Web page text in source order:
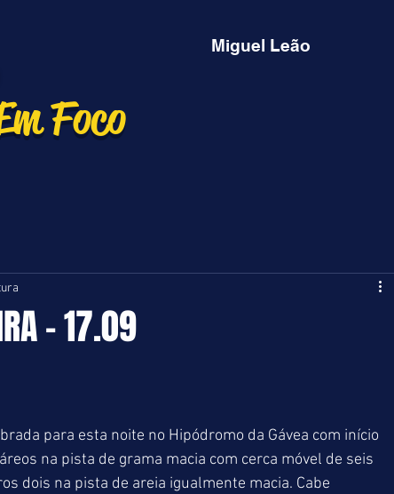
Foco
Miguel Leão
- 17.09
para esta noite no Hipódromo da Gávea com início
na pista de grama macia com cerca móvel de seis
dois na pista de areia igualmente macia. Cabe